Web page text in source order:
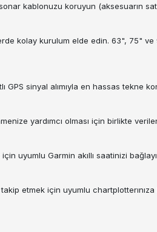
kablonuzu koruyun (aksesuarın
kolay kurulum elde edin. 63",
sinyal alımıyla en hassas tekne
yardımcı olması için birlikte
uyumlu Garmin akıllı saatinizi
etmek için uyumlu chartplotterınıza